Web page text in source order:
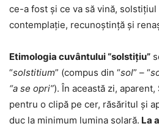
ce-a fost şi ce va să vină,
contemplaţie, recunoștință și
Etimologia cuvântului “solstiţiu”
“solstitium” (compus din “sol” – “
“a se opri”). În această zi, aparent,
pentru o clipă pe cer, răsăritul și
duc la minimum lumina solară. La